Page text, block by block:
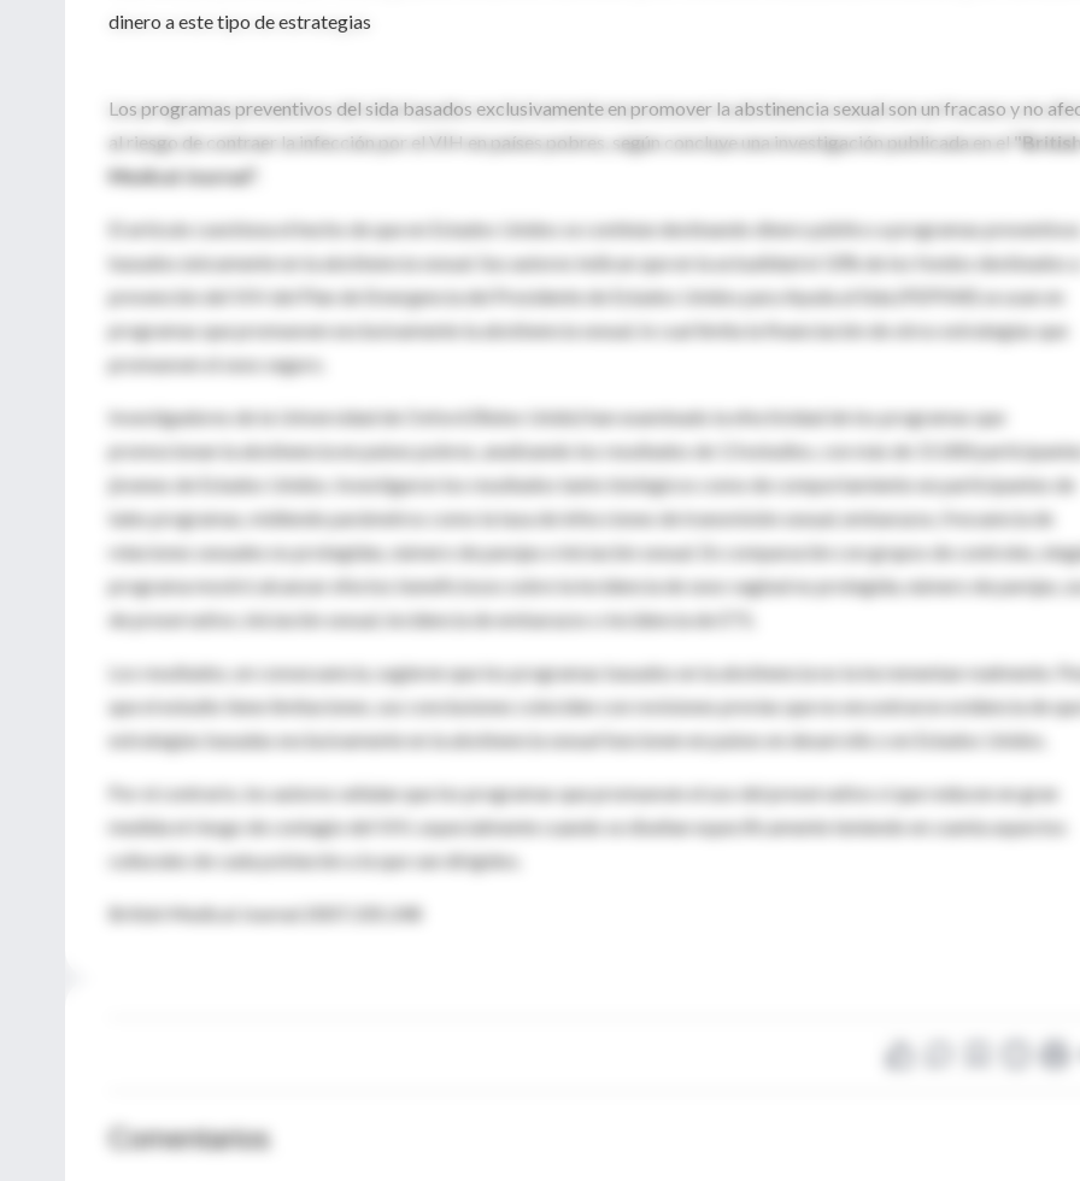
dinero a este tipo de estrategias
Los programas preventivos del sida basados exclusivamente en promover la abstinencia sexual son un fracaso y no
al riesgo de contraer la infección por el VIH en países pobres, según concluye una investigación publicada en el
Medical Journal".
El artículo cuestiona el hecho de que en Estados Unidos se continúe destinando dinero público a programas
basados únicamente en la abstinencia sexual. Sus autores indican que en la actualidad el 33% de los fondos destinados a
prevención del VIH del Plan de Emergencia del Presidente de Estados Unidos para Ayuda al Sida (PEPFAR) se usan en
programas que promueven exclusivamente la abstinencia sexual, lo cual limita la financiación de otros estrategias que
promueven el sexo seguro.
Investigadores de la Universidad de Oxford (Reino Unido) han examinado la efectividad de los programas que
promocionan la abstinencia en países pobres, analizando los resultados de 13 estudios, con más de 15.000
jóvenes de Estados Unidos. Investigaron los resultados tanto biológicos como de comportamiento en participantes de
tales programas, midiendo parámetros como la tasa de infecciones de transmisión sexual, embarazos, frecuencia de
relaciones sexuales no protegidas, número de parejas e iniciación sexual. En comparación con grupos de controles,
programa mostró alcanzar efectos beneficiosos sobre la incidencia de sexo vaginal no protegida, número de parejas,
de preservativo, iniciación sexual, incidencia de embarazos o incidencia de ETS.
Los resultados, en consecuencia, sugieren que los programas basados en la abstinencia no la incrementan realmente.
que el estudio tiene limitaciones, sus conclusiones coinciden con revisiones previas que no encontraron evidencia de
estrategias basadas exclusivamente en la abstinencia sexual funcionen en países en desarrollo o en Estados Unidos.
Por el contrario, los autores señalan que los programas que promueven el uso del preservativo sí que reducen en gran
medida el riesgo de contagio del VIH, especialmente cuando se diseñan específicamente teniendo en cuenta aspectos
culturales de cada población a la que van dirigidos.
British Medical Journal 2007;335:248
Comentarios